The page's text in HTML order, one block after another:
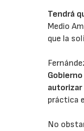
Tendrá
Medio
que la
autorizar
práctica
No